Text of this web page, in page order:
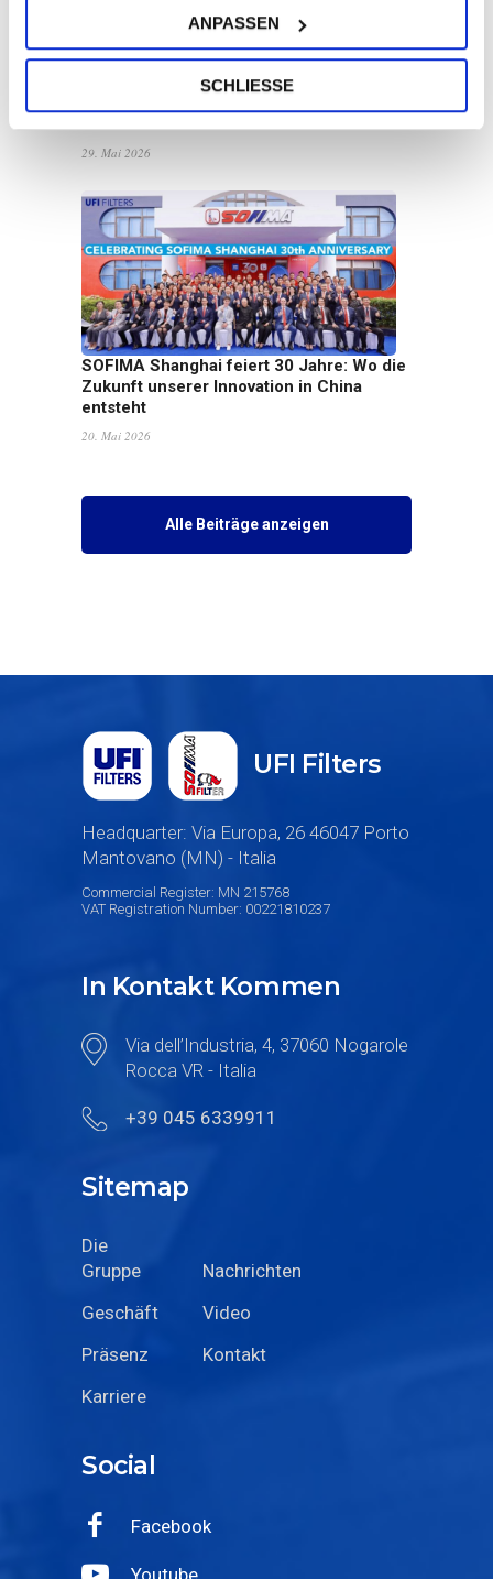
ANPASSEN
SCHLIESSE
Unser Präsident Giorgio Girondi wurde
vom Präsidenten der Italienischen
del Lavoro“ – Ritter der Arbeit – ernannt
29. Mai 2026
SOFIMA Shanghai feiert 30 Jahre: Wo die
Zukunft unserer Innovation in China
entsteht
20. Mai 2026
Alle Beiträge anzeigen
UFI Filters
Headquarter: Via Europa, 26 46047 Porto
Mantovano (MN) - Italia
Commercial Register: MN 215768
VAT Registration Number: 00221810237
In Kontakt Kommen
Via dell’Industria, 4, 37060 Nogarole
Rocca VR - Italia
+39 045 6339911
Sitemap
Die
Gruppe
Nachrichten
Geschäft
Video
Präsenz
Kontakt
Karriere
Social
Facebook
Youtube